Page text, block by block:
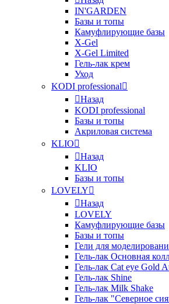
IN'GARDEN
Базы и топы
Камуфлирующие базы
X-Gel
X-Gel Limited
Гель-лак крем
Уход
KODI professional
Назад
KODI professional
Базы и топы
Акриловая система
KLIO
Назад
KLIO
Базы и топы
LOVELY
Назад
LOVELY
Камуфлирующие базы
Базы и топы
Гели для
Гель-лак Основная
Гель-лак Cat eye Gold
Гель-лак Shine
Гель-лак Milk Shake
Гель-лак "Северное